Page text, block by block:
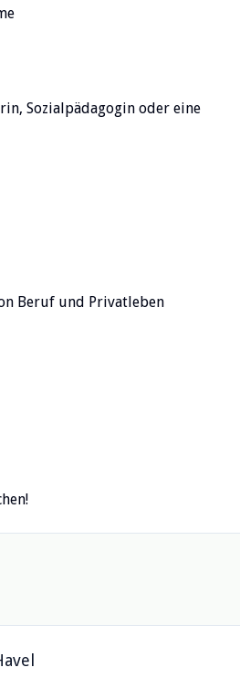
Sozialpädagogin oder eine
Beruf und Privatleben